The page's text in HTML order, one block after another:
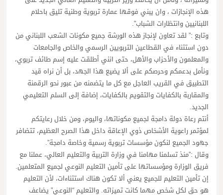
هذه الإنجازات ، وان يبني فوقها عمارة تربوية وطنية تليق باحلام
اللبنانيين وانتظارات الشباب”.
وتابع :” لقد تعاون لإنجاز هذه الورشة جميع مكونات الشعب اللبناني من
دون استثناء في القطاعين التربويين الرسمي والخاص والجامعات
والمعلمون والأحزاب والأهل، حتى انني أطلقت عليه إسم طائف تربوي،
ونأمل بدعمكم وحرصكم على ألا يضيع هذا الجهد، بل أن نراه قيد
التطبيق في القريب العاجل مع كل ما يتضمنه من عبور نحو الرقمنة
والمقاربة بالكفايات والتقويم بالكفايات، إضافة إلى السلم التعليمي
الجديد.
أنتم رعاة دولة دامجة لجميع مكوناتها، واليوم، ومن خلال رعايتكم
لمؤتمر راعوية الأشخاص ذوي الإعاقة داخل هذا الصرح العظيم، تتضافر
جهود الجميع لنكون مؤسسات تربوية رسمية وخاصة دامجة”.
وقال :”منذ تسلمنا مهامنا في وزارة التربية والتعليم العالي، عملنا مع
فريق الوزارة ومؤسساتها على تأمين التعليم النوعي لجميع المتعلمين.
إن تأمين التعليم للجميع يعني ألا تكون هناك استثناءات، لأن التعليم
هو حق لكل شخص مهما كانت تميزاته. والتعليم “النوعي” يضاعف